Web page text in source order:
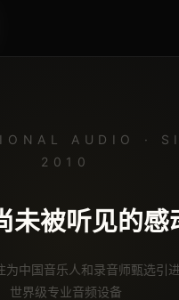
AUDIO ·
2010
未被听见的感
为中国音乐人和录音师甄选引
世界级专业音频设备